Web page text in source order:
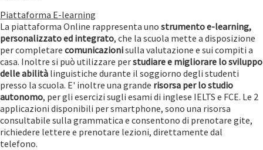
Piattaforma E-learning
La piattaforma Online rappresenta uno strumento e-learning,
personalizzato ed integrato, che la scuola mette a disposizione
per completare comunicazionisulla valutazione e sui compiti a
casa. Inoltre si può utilizzare perstudiare e migliorare lo sviluppo
delle abilità linguistiche durante il soggiorno degli studenti
presso la scuola. E' inoltre una grande risorsa per lo studio
autonomo, per gli esercizi sugli esami di inglese IELTS e FCE. Le 2
applicazioni disponibili per smartphone, sono una risorsa
consultabile sulla grammatica e consentono di prenotare gite,
richiedere lettere e prenotare lezioni, direttamente dal
telefono.